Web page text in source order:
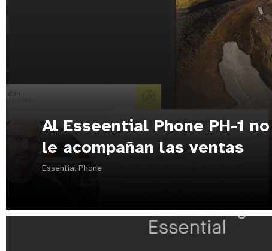
Al Esseential Phone PH-1 no
le acompañan las ventas
Essential Phone